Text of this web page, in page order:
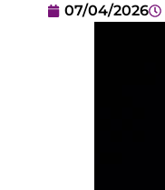
07/04/2026